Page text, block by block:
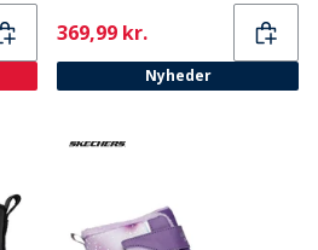
Current
369,99 kr.
Nyheder